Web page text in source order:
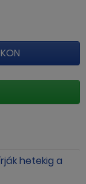
hetekig a